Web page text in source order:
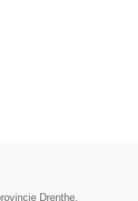
Drenthe.